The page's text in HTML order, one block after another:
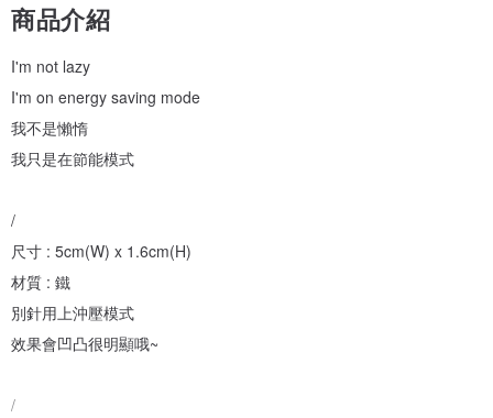
商品介紹
I'm not lazy
I'm on energy saving mode
我不是懶惰
我只是在節能模式
/
尺寸 : 5cm(W) x 1.6cm(H)
材質 : 鐵
別針用上沖壓模式
效果會凹凸很明顯哦~
/